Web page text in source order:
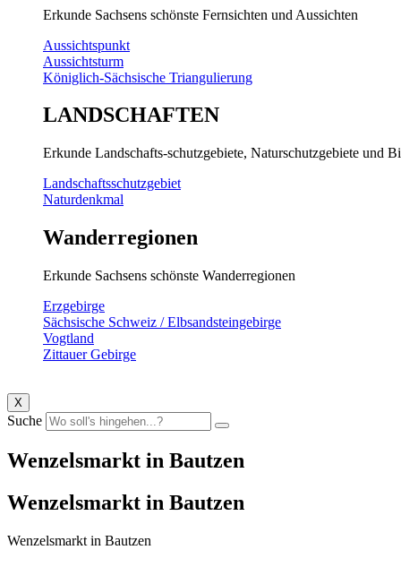
Erkunde Sachsens schönste Fernsichten und Aussichten
Aussichtspunkt
Aussichtsturm
Königlich-Sächsische Triangulierung
LANDSCHAFTEN
Erkunde Landschafts-schutzgebiete, Naturschutzgebiete und
Landschaftsschutzgebiet
Naturdenkmal
Wanderregionen
Erkunde Sachsens schönste Wanderregionen
Erzgebirge
Sächsische Schweiz / Elbsandsteingebirge
Vogtland
Zittauer Gebirge
X
Suche
Wenzelsmarkt in Bautzen
Wenzelsmarkt in Bautzen
Wenzelsmarkt in Bautzen